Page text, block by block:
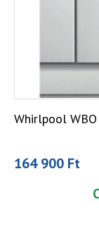
Whirlpool
164 900 Ft